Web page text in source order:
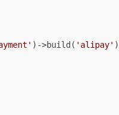
)->build( 'alipay'